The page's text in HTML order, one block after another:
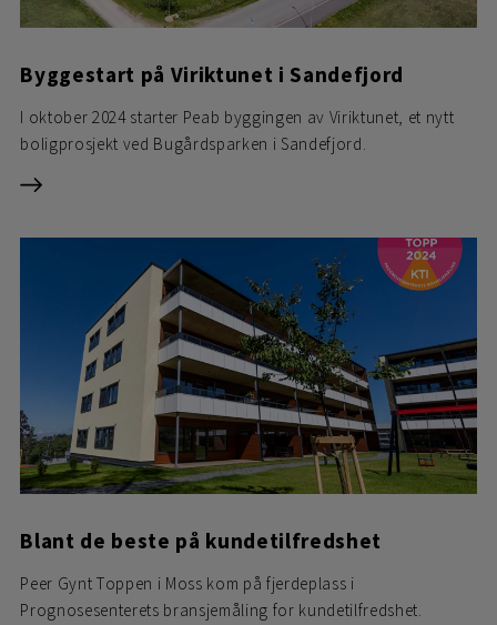
Byggestart på Viriktunet i Sandefjord
I oktober 2024 starter Peab byggingen av Viriktunet, et nytt
boligprosjekt ved Bugårdsparken i Sandefjord.
Blant de beste på kundetilfredshet
Peer Gynt Toppen i Moss kom på fjerdeplass i
Prognosesenterets bransjemåling for kundetilfredshet.